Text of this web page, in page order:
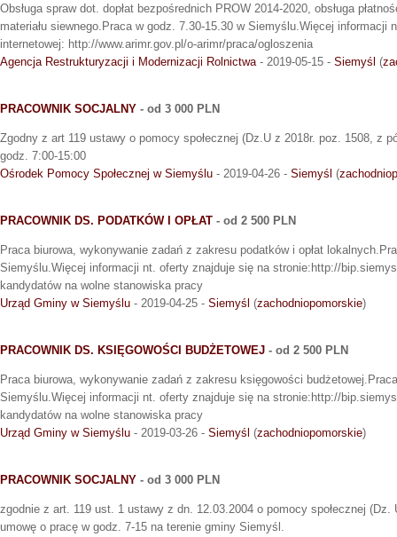
Obsługa spraw dot. dopłat bezpośrednich PROW 2014-2020, obsługa
materiału siewnego.Praca w godz. 7.30-15.30 w Siemyślu.Więcej informacji
internetowej: http://www.arimr.gov.pl/o-arimr/praca/ogloszenia
Agencja Restrukturyzacji i Modernizacji Rolnictwa- 2019-05-15 - Siemyśl (
PRACOWNIK SOCJALNY - od 3 000 PLN
Zgodny z art 119 ustawy o pomocy społecznej (Dz.U z 2018r. poz. 1508, z
godz. 7:00-15:00
Ośrodek Pomocy Społecznej w Siemyślu - 2019-04-26 - Siemyśl (
PRACOWNIK DS. PODATKÓW I OPŁAT - od 2 500 PLN
Praca biurowa, wykonywanie zadań z zakresu podatków i opłat
Siemyślu.Więcej informacji nt. oferty znajduje się na stronie:http://
kandydatów na wolne stanowiska pracy
Urząd Gminy w Siemyślu - 2019-04-25 - Siemyśl (zachodniopomorskie)
PRACOWNIK DS. KSIĘGOWOŚCI BUDŻETOWEJ - od 2 500 PLN
Praca biurowa, wykonywanie zadań z zakresu księgowości
Siemyślu.Więcej informacji nt. oferty znajduje się na stronie:http://
kandydatów na wolne stanowiska pracy
Urząd Gminy w Siemyślu - 2019-03-26 - Siemyśl (zachodniopomorskie)
PRACOWNIK SOCJALNY - od 3 000 PLN
zgodnie z art. 119 ust. 1 ustawy z dn. 12.03.2004 o pomocy społecznej (Dz.
umowę o pracę w godz. 7-15 na terenie gminy Siemyśl.